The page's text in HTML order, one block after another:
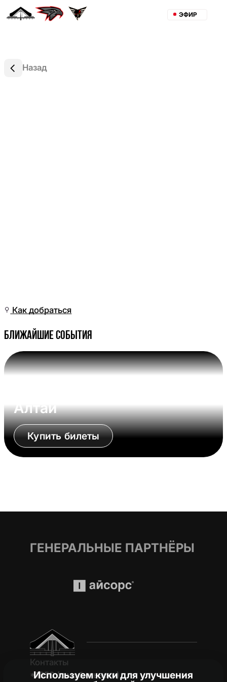
ЭФИР
Назад
Как добраться
Ближайшие события
Алтай
Купить билеты
ГЕНЕРАЛЬНЫЕ ПАРТНЁРЫ
Контакты
*1950 (c мобильного)
Используем куки для улучшения